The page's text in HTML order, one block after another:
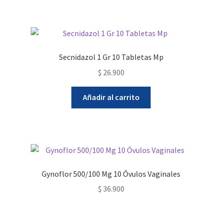
Secnidazol 1 Gr 10 Tabletas Mp
$ 26.900
Añadir al carrito
Gynoflor 500/100 Mg 10 Óvulos Vaginales
$ 36.900